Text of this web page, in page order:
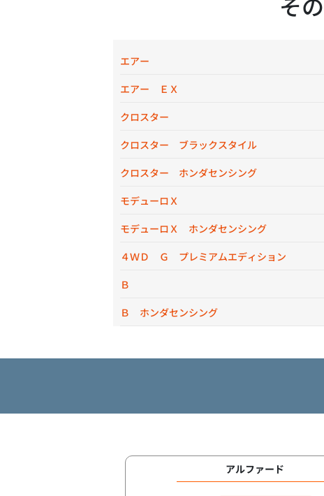
エアー
エアー ＥＸ
クロスター
クロスター ブラックスタイル
クロスター ホンダセンシング
モデューロＸ
モデューロＸ ホンダセンシング
４ＷＤ Ｇ プレミアムエディション
Ｂ
Ｂ ホンダセンシング
アルファード